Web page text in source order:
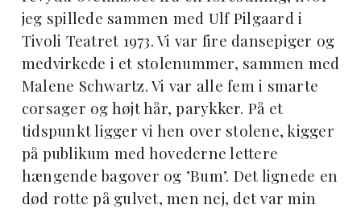
jeg spillede sammen med Ulf Pilgaard i
Tivoli Teatret 1973. Vi var fire dansepiger og
medvirkede i et stolenummer, sammen med
Malene Schwartz. Vi var alle fem i smarte
corsager og højt hår, parykker. På et
tidspunkt ligger vi hen over stolene, kigger
på publikum med hovederne lettere
hængende bagover og ’Bum’. Det lignede en
død rotte på gulvet, men nej, det var min